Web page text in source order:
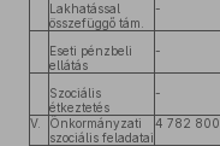
Lakhatással
összefüggő tám.
-
Eseti pénzbeli
ellátás
-
Szociális
étkeztetés
-
V.
Önkormányzati
szociális feladatai
4 782 800